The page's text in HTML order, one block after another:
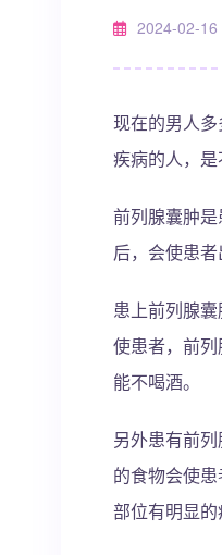
2024-02-16
现在的男人
疾病的人，
前列腺囊肿
后，会使患
患上前列腺
使患者，前
能不喝酒。
另外患有前
的食物会使
部位有明显的